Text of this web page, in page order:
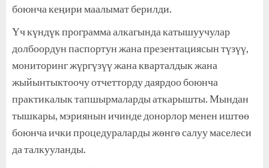
боюнча кеңири маалымат берилди.
Үч күндүк программа алкагында катышуучулар
долбоордун паспортун жана презентациясын түзүү,
мониторинг жүргүзүү жана кварталдык жана
жыйынтыктоочу отчетторду даярдоо боюнча
практикалык тапшырмаларды аткарышты. Мындан
тышкары, мэриянын ичинде донорлор менен иштөө
боюнча ички процедураларды жөнгө салуу маселеси
да талкууланды.